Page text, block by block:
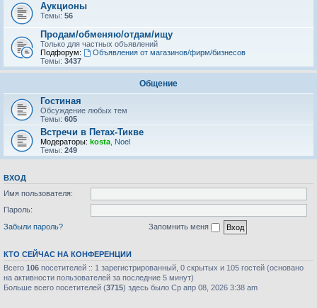
Аукционы
Темы: 56
Продам/обменяю/отдам/ищу
Только для частных объявлений
Подфорум:
Объявления от магазинов/фирм/бизнесов
Темы: 3437
Общение
Гостиная
Обсуждение любых тем
Темы: 605
Встречи в Петах-Тикве
Модераторы: kosta Noel
Темы: 249
ВХОД
Имя пользователя:
Пароль:
Забыли пароль?
Запомнить меня
КТО СЕЙЧАС НА КОНФЕРЕНЦИИ
Всего 106 посетителей :: 1 зарегистрированный, 0 скрытых и 105 гостей (основано
на активности пользователей за последние 5 минут)
Больше всего посетителей (3715) здесь было Ср апр 08, 2026 3:38 am